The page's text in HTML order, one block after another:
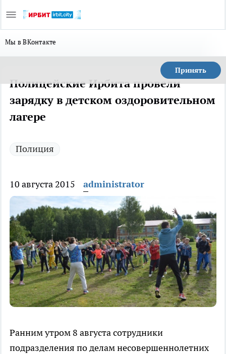
Мы в ВКонтакте
Принять
Полицейские Ирбита провели
зарядку в детском оздоровительном
лагере
Полиция
10 августа 2015 administrator
Ранним утром 8 августа сотрудники
подразделения по делам несовершеннолетних